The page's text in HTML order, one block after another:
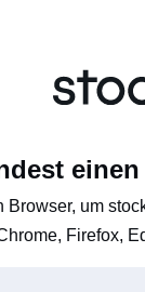
um
Firefox,